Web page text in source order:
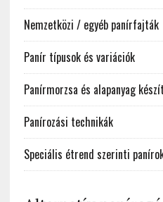
Nemzetközi / egyéb panírfajták
Panír típusok és variációk
Panírmorzsa és alapanyag
Panírozási technikák
Speciális étrend szerinti